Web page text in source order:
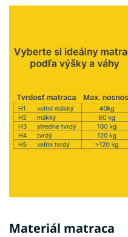
Materiál matraca